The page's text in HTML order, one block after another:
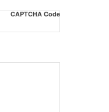
CAPTCHA Code